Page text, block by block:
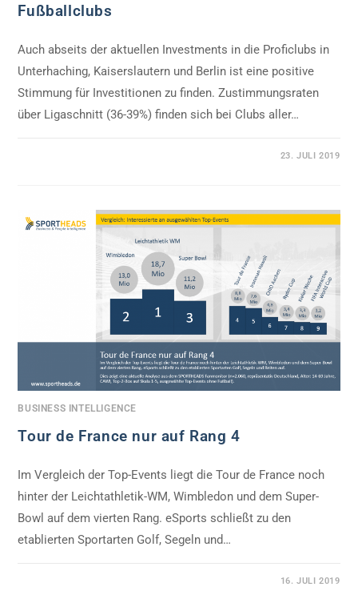
Fußballclubs
Auch abseits der aktuellen Investments in die Proficlubs in
Unterhaching, Kaiserslautern und Berlin ist eine positive
Stimmung für Investitionen zu finden. Zustimmungsraten
über Ligaschnitt (36-39%) finden sich bei Clubs aller…
23. JULI 2019
BUSINESS INTELLIGENCE
Tour de France nur auf Rang 4
Im Vergleich der Top-Events liegt die Tour de France noch
hinter der Leichtathletik-WM, Wimbledon und dem Super-
Bowl auf dem vierten Rang. eSports schließt zu den
etablierten Sportarten Golf, Segeln und…
16. JULI 2019